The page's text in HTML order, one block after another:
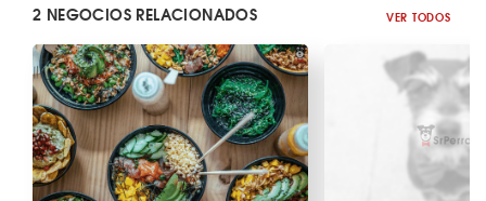
2 NEGOCIOS RELACIONADOS VER TODOS